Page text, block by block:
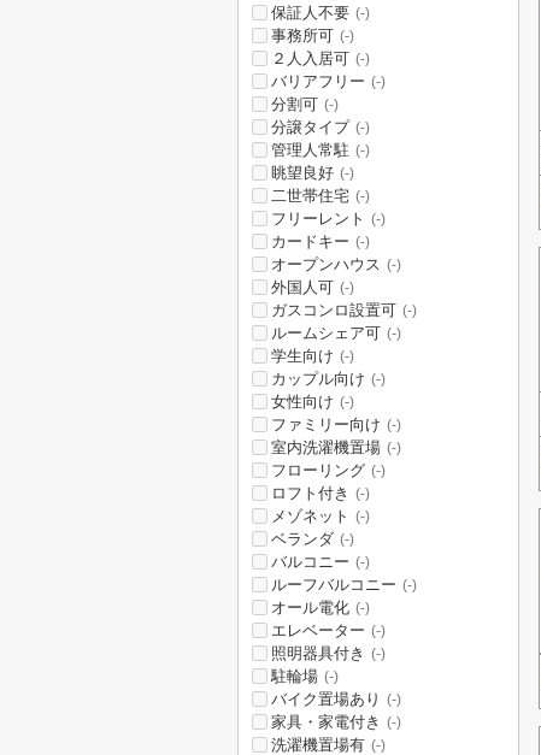
保証人不要 (-)
事務所可 (-)
２人入居可 (-)
バリアフリー (-)
分割可 (-)
分譲タイプ (-)
管理人常駐 (-)
眺望良好 (-)
二世帯住宅 (-)
フリーレント (-)
カードキー (-)
オープンハウス (-)
外国人可 (-)
ガスコンロ設置可 (-)
ルームシェア可 (-)
学生向け (-)
カップル向け (-)
女性向け (-)
ファミリー向け (-)
室内洗濯機置場 (-)
フローリング (-)
ロフト付き (-)
メゾネット (-)
ベランダ (-)
バルコニー (-)
ルーフバルコニー (-)
オール電化 (-)
エレベーター (-)
照明器具付き (-)
駐輪場 (-)
バイク置場あり (-)
家具・家電付き (-)
洗濯機置場有 (-)